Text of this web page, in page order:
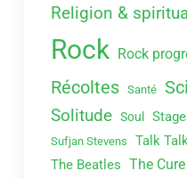
Religion &
Rock Rock
Récoltes Santé
Solitude Soul
Sufjan Stevens Talk
The Beatles The Cure